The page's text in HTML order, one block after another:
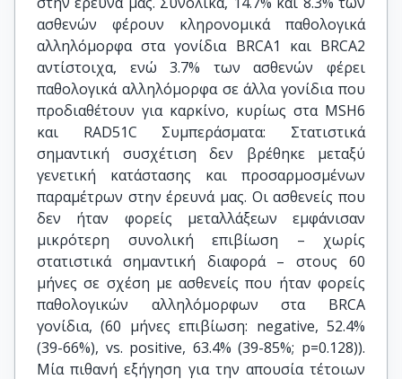
ασθενών φέρουν κληρονομικά παθολογικά
αλληλόμορφα στα γονίδια BRCA1 και BRCA2
αντίστοιχα, ενώ 3.7% των ασθενών φέρει
παθολογικά αλληλόμορφα σε άλλα γονίδια που
προδιαθέτουν για καρκίνο, κυρίως στα MSH6
και RAD51C Συμπεράσματα: Στατιστικά
σημαντική συσχέτιση δεν βρέθηκε μεταξύ
γενετική κατάστασης και προσαρμοσμένων
παραμέτρων στην έρευνά μας. Οι ασθενείς που
δεν ήταν φορείς μεταλλάξεων εμφάνισαν
μικρότερη συνολική επιβίωση – χωρίς
στατιστικά σημαντική διαφορά – στους 60
μήνες σε σχέση με ασθενείς που ήταν φορείς
παθολογικών αλληλόμορφων στα BRCA
γονίδια, (60 μήνες επιβίωση: negative, 52.4%
(39-66%), vs. positive, 63.4% (39-85%; p=0.128)).
Μία πιθανή εξήγηση για την απουσία τέτοιων